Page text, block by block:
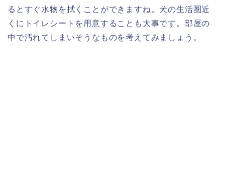
るとすぐ水物を拭くことができますね。犬の生活圏近
くにトイレシートを用意することも大事です。部屋の
中で汚れてしまいそうなものを考えてみましょう。